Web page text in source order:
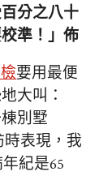
分之八十
準！」佈
要用最便
大叫：
別墅
時表現，我
紀是65